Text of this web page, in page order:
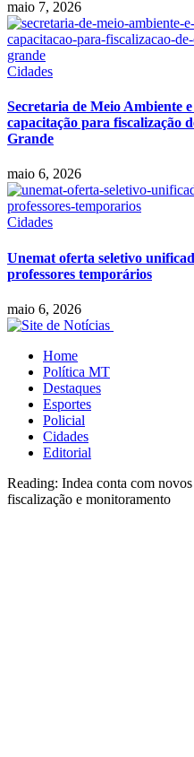
maio 7, 2026
Cidades
Secretaria de Meio Ambiente
capacitação para fiscalização
Grande
maio 6, 2026
Cidades
Unemat oferta seletivo
professores temporários
maio 6, 2026
Home
Política MT
Destaques
Esportes
Policial
Cidades
Editorial
Reading: Indea conta com
fiscalização e monitoramento